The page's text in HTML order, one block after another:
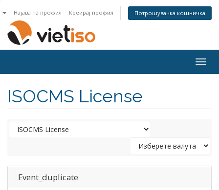
Најава на профил Креирај профил Потрошувачка кошничка
ISOCMS License
Event_duplicate